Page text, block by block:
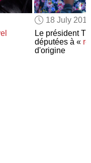
18 July
Le président
députées à «
d'origine